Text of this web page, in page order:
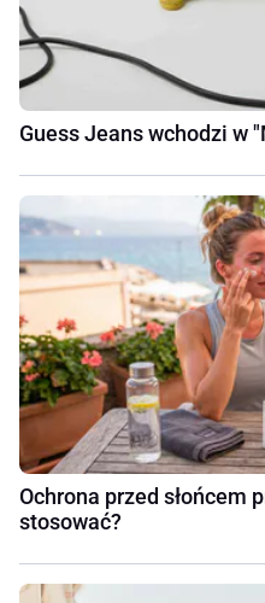
Guess Jeans wchodzi w
Ochrona przed słońcem
stosować?